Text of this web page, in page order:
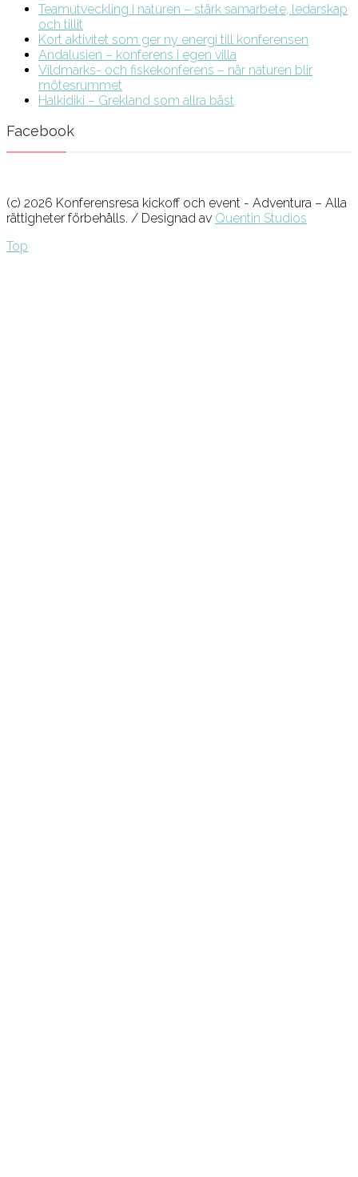
Teamutveckling i naturen – stärk samarbete, ledarskap
och tillit
Kort aktivitet som ger ny energi till konferensen
Andalusien – konferens i egen villa
Vildmarks- och fiskekonferens – när naturen blir
mötesrummet
Halkidiki – Grekland som allra bäst
Facebook
(c) 2026 Konferensresa kickoff och event - Adventura – Alla
rättigheter förbehålls. / Designad av Quentin Studios
Top